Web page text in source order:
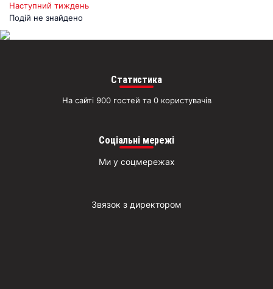
Наступний тиждень
Подій не знайдено
Статистика
На сайті 900 гостей та 0 користувачів
Соціальні мережі
Ми у соцмережах
Звязок з директором